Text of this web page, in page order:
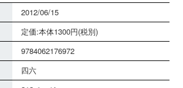
2012/06/15
定価:本体1300円(税別)
9784062176972
四六